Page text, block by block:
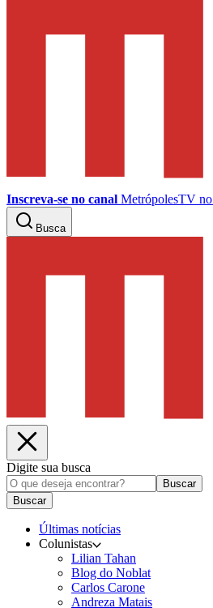
Inscreva-se no canal MetrópolesTV no
Busca
Digite sua busca
Buscar
Buscar
Últimas notícias
Colunistas
Lilian Tahan
Blog do Noblat
Carlos Carone
Andreza Matais